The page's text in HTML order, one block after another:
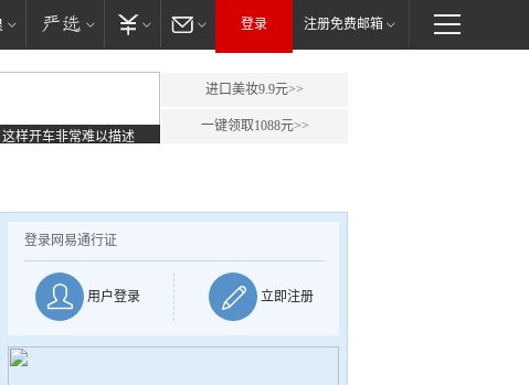
登录 注册免费邮箱
这样开车非常难以描述
进口美妆9.9元>>
一键领取1088元>>
登录网易通行证
用户登录 立即注册